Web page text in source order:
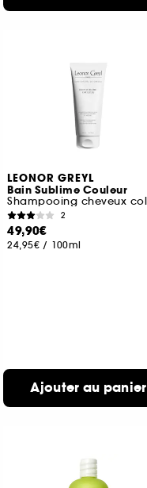
LEONOR GREYL
Bain Sublime Couleur
2
49,90€
24,95€ / 100ml
Ajouter au panier